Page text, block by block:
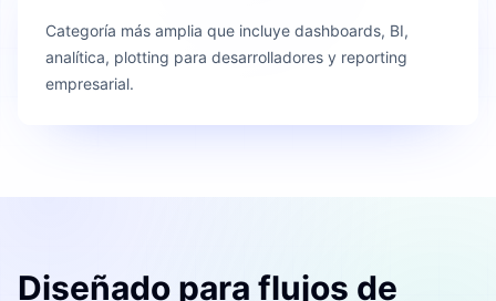
Categoría más amplia que incluye dashboards, BI,
analítica, plotting para desarrolladores y reporting
empresarial.
Diseñado para flujos de